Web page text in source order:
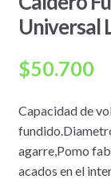
Universal
$50.700
Capacidad de
agarre,Pomo
acados en el